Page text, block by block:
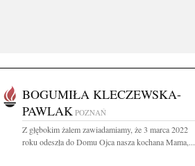
BOGUMIŁA KLECZEWSKA-
PAWLAK POZNAŃ
Z głębokim żalem zawiadamiamy, że 3 marca 2022
roku odeszła do Domu Ojca nasza kochana Mama,...